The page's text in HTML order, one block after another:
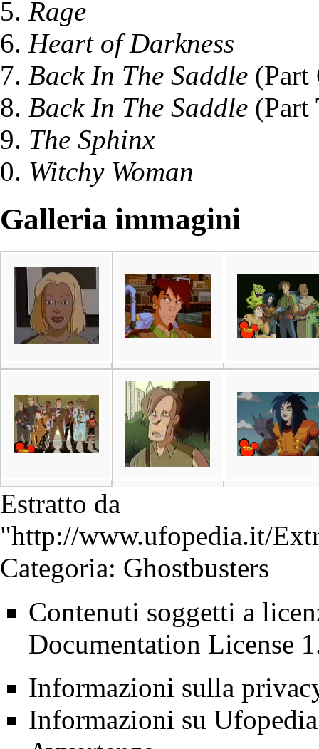
Rage
Heart of Darkness
Back In The Saddle (Part
Back In The Saddle (Part
The Sphinx
Witchy Woman
Galleria immagini
Estratto da
"http://www.ufopedia.it/
Categoria: Ghostbusters
Contenuti soggetti a
Documentation License
Informazioni sulla
Informazioni su Ufopedia